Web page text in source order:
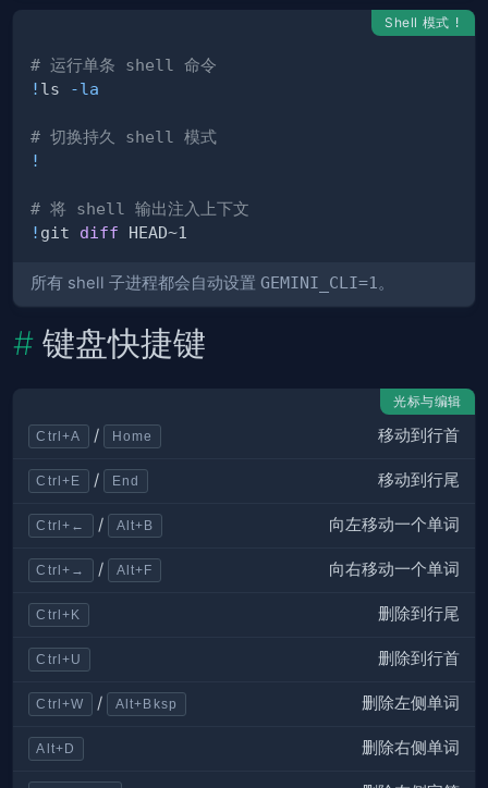
Shell 模式 !
# 运行单条 shell 命令
! ls -la
# 切换持久 shell 模式
!
# 将 shell 输出注入上下文
! git diff
所有 shell 子进程都会自动设置 GEMINI_CLI=1 。
键盘快捷键
光标与编辑
Ctrl+A / Home 移动到行首
Ctrl+E / End 移动到行尾
Ctrl+← / Alt+B 向左移动一个单词
Ctrl+→ / Alt+F 向右移动一个单词
Ctrl+K 删除到行尾
Ctrl+U 删除到行首
Ctrl+W / Alt+Bksp 删除左侧单词
Alt+D 删除右侧单词